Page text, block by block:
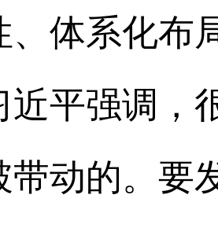
、体系化布
强调，很
带动的。要